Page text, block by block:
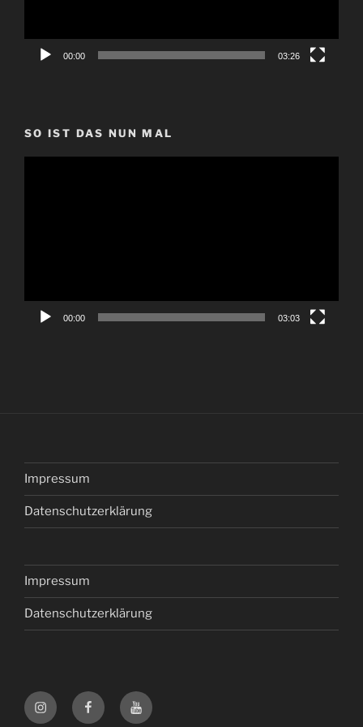
00:00 03:26
SO IST DAS NUN MAL
00:00 03:03
Impressum
Datenschutzerklärung
Impressum
Datenschutzerklärung
InstagramFacebookYouTube